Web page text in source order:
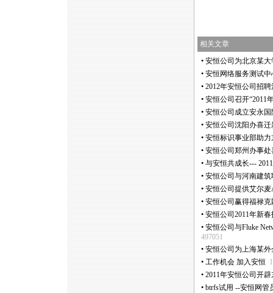
相关文章
• 安恒公司为北京某
• 安恒网络服务测试
• 2012年安恒公司招
• 安恒公司召开“2011
• 安恒公司成立安永
• 安恒公司沈阳办喜迁
• 安恒标识事业部助
• 安恒公司郑州办事
• 与安恒共成长---
• 安恒公司与河南建
• 安恒公司提供艾尔
• 安恒公司赢得福禄克
• 安恒公司2011年新
• 安恒公司与Fluke
497051
• 安恒公司为上海某
• 工作机会 加入安恒
• 2011年安恒公司开
• btrfs试用 --安恒网管